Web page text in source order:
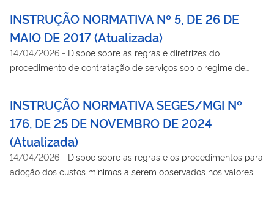
INSTRUÇÃO NORMATIVA Nº 5, DE 26 DE
MAIO DE 2017 (Atualizada)
14/04/2026 - Dispõe sobre as regras e diretrizes do
procedimento de contratação de serviços sob o regime de
direta, autárquica e fundacional.
INSTRUÇÃO NORMATIVA SEGES/MGI Nº
176, DE 25 DE NOVEMBRO DE 2024
(Atualizada)
14/04/2026 - Dispõe sobre as regras e os procedimentos para
adoção dos custos mínimos a serem observados nos valores